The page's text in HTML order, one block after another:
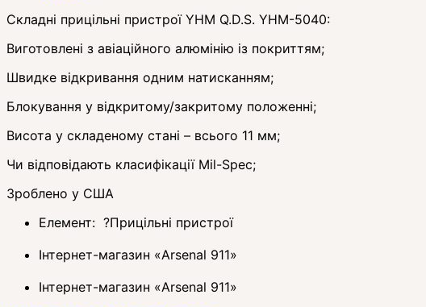
Складні прицільні пристрої YHM Q.D.S. YHM-5040:
Виготовлені з авіаційного алюмінію із покриттям;
Швидке відкривання одним натисканням;
Блокування у відкритому/закритому положенні;
Висота у складеному стані – всього 11 мм;
Чи відповідають класифікації Mil-Spec;
Зроблено у США
Елемент: ?Прицільні пристрої
Інтернет-магазин «Arsenal 911»
Інтернет-магазин «Arsenal 911»